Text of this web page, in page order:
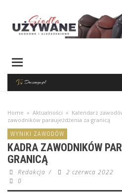
Home » Aktualności » Kalendarz
zawodników paraujeżdżenia za granicą
WYNIKI ZAWODÓW
KADRA ZAWODNIKÓW
GRANICĄ
Redakcja /
2 czerwca 2022
0